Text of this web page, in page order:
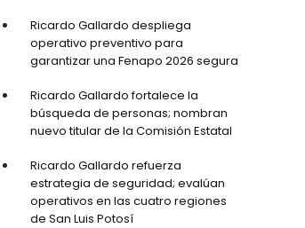
Ricardo Gallardo despliega
operativo preventivo para
garantizar una Fenapo 2026 segura
Ricardo Gallardo fortalece la
búsqueda de personas; nombran
nuevo titular de la Comisión Estatal
Ricardo Gallardo refuerza
estrategia de seguridad; evalúan
operativos en las cuatro regiones
de San Luis Potosí